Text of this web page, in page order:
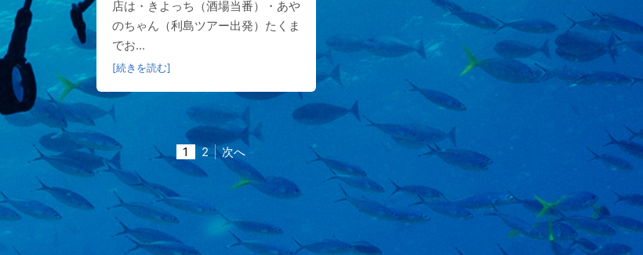
店は・きよっち（酒場当番）・あや
のちゃん（利島ツアー出発）たくま
でお...
[続きを読む]
1 2 次へ